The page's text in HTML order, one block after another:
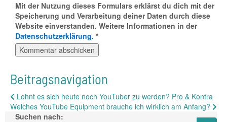
Mit der Nutzung dieses Formulars erklärst du dich mit der
Speicherung und Verarbeitung deiner Daten durch diese
Website einverstanden. Weitere Informationen in der
Datenschutzerklärung. *
Beitragsnavigation
Lohnt es sich heute noch YouTuber zu werden? Pro & Kontra
Welches YouTube Equipment brauche ich wirklich am Anfang?
Suchen nach: